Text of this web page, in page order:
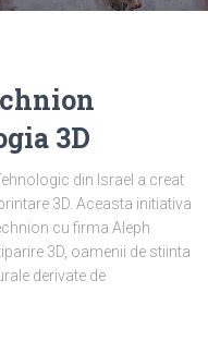
3D
din Israel a creat
3D. Aceasta initiativa
cu firma Aleph
3D, oamenii de stiinta
derivate de